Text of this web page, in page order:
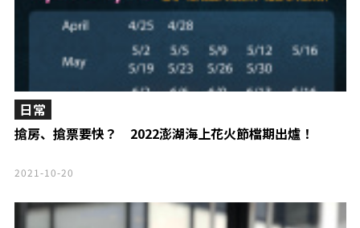
搶房、搶票要快？ 2022澎湖海上花火節檔期出爐！
日常
2021-10-20